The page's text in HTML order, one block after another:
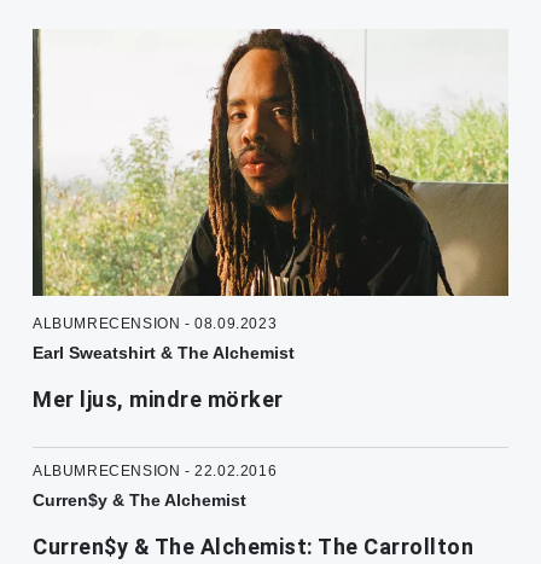
ALBUMRECENSION - 08.09.2023
Earl Sweatshirt & The Alchemist
Mer ljus, mindre mörker
ALBUMRECENSION - 22.02.2016
Curren$y & The Alchemist
Curren$y & The Alchemist: The Carrollton